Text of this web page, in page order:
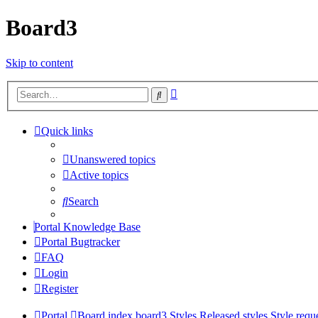
Board3
Skip to content
Search
Quick links
Unanswered topics
Active topics
Search
Portal Knowledge Base
Portal Bugtracker
FAQ
Login
Register